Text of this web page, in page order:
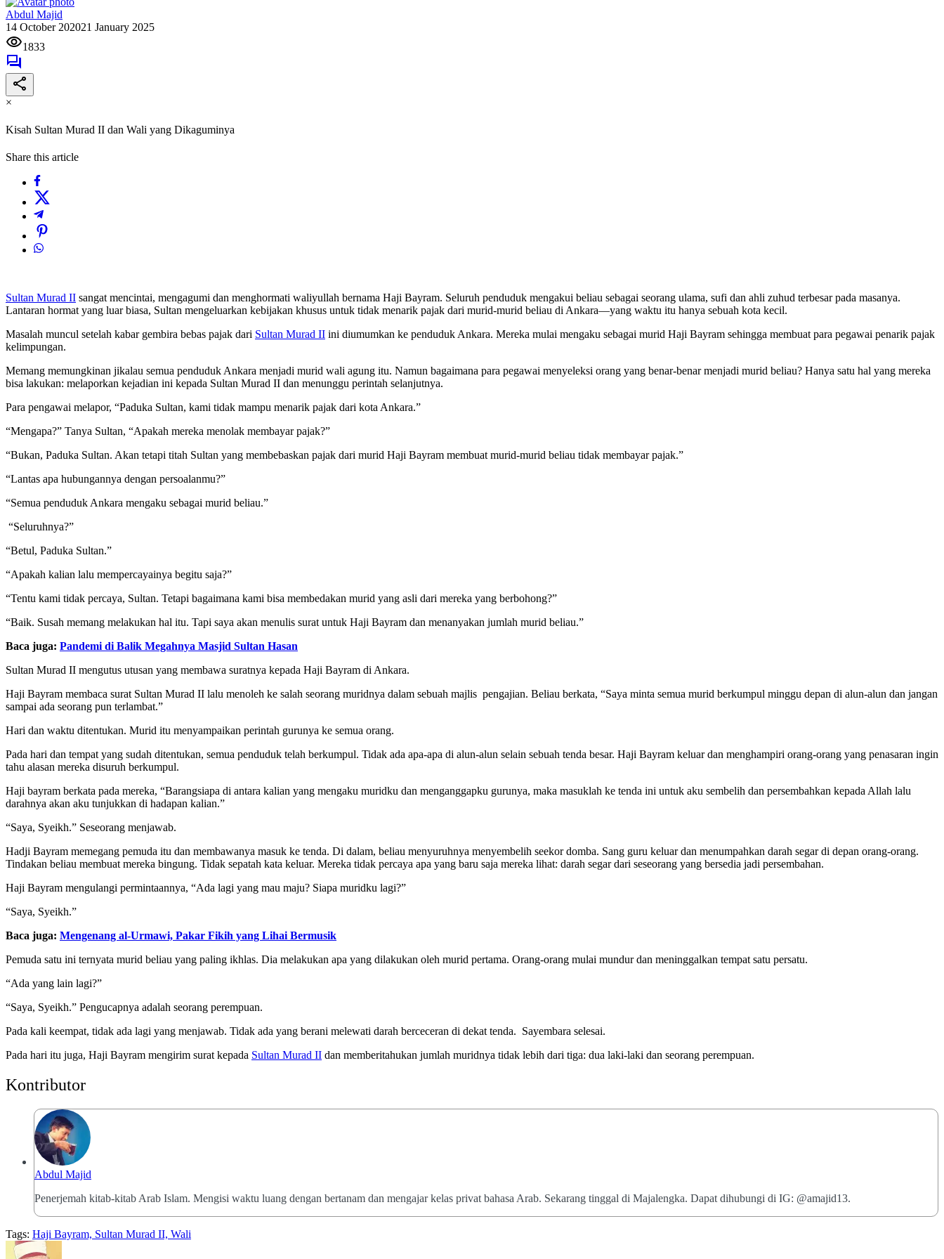
Abdul Majid
14 October 202021 January 2025
1833
×
Kisah Sultan Murad II dan Wali yang Dikaguminya
Share this article
Sultan Murad II sangat mencintai, mengagumi dan menghormati waliyullah bernama Haji Bayram. Seluruh penduduk mengakui beliau sebagai seorang ulama, sufi dan ahli zuhud terbesar pada masanya.
Lantaran hormat yang luar biasa, Sultan mengeluarkan kebijakan khusus untuk tidak menarik pajak dari murid-murid beliau di Ankara—yang waktu itu hanya sebuah kota kecil.
Masalah muncul setelah kabar gembira bebas pajak dari Sultan Murad II ini diumumkan ke penduduk Ankara. Mereka mulai mengaku sebagai murid Haji Bayram sehingga membuat para pegawai penarik pajak
kelimpungan.
Memang memungkinan jikalau semua penduduk Ankara menjadi murid wali agung itu. Namun bagaimana para pegawai menyeleksi orang yang benar-benar menjadi murid beliau? Hanya satu hal yang mereka
bisa lakukan: melaporkan kejadian ini kepada Sultan Murad II dan menunggu perintah selanjutnya.
Para pengawai melapor, “Paduka Sultan, kami tidak mampu menarik pajak dari kota Ankara.”
“Mengapa?” Tanya Sultan, “Apakah mereka menolak membayar pajak?”
“Bukan, Paduka Sultan. Akan tetapi titah Sultan yang membebaskan pajak dari murid Haji Bayram membuat murid-murid beliau tidak membayar pajak.”
“Lantas apa hubungannya dengan persoalanmu?”
“Semua penduduk Ankara mengaku sebagai murid beliau.”
“Seluruhnya?”
“Betul, Paduka Sultan.”
“Apakah kalian lalu mempercayainya begitu saja?”
“Tentu kami tidak percaya, Sultan. Tetapi bagaimana kami bisa membedakan murid yang asli dari mereka yang berbohong?”
“Baik. Susah memang melakukan hal itu. Tapi saya akan menulis surat untuk Haji Bayram dan menanyakan jumlah murid beliau.”
Baca juga: Pandemi di Balik Megahnya Masjid Sultan Hasan
Sultan Murad II mengutus utusan yang membawa suratnya kepada Haji Bayram di Ankara.
Haji Bayram membaca surat Sultan Murad II lalu menoleh ke salah seorang muridnya dalam sebuah majlis pengajian. Beliau berkata, “Saya minta semua murid berkumpul minggu depan di alun-alun dan jangan
sampai ada seorang pun terlambat.”
Hari dan waktu ditentukan. Murid itu menyampaikan perintah gurunya ke semua orang.
Pada hari dan tempat yang sudah ditentukan, semua penduduk telah berkumpul. Tidak ada apa-apa di alun-alun selain sebuah tenda besar. Haji Bayram keluar dan menghampiri orang-orang yang penasaran ingin
tahu alasan mereka disuruh berkumpul.
Haji bayram berkata pada mereka, “Barangsiapa di antara kalian yang mengaku muridku dan menganggapku gurunya, maka masuklah ke tenda ini untuk aku sembelih dan persembahkan kepada Allah lalu
darahnya akan aku tunjukkan di hadapan kalian.”
“Saya, Syeikh.” Seseorang menjawab.
Hadji Bayram memegang pemuda itu dan membawanya masuk ke tenda. Di dalam, beliau menyuruhnya menyembelih seekor domba. Sang guru keluar dan menumpahkan darah segar di depan orang-orang.
Tindakan beliau membuat mereka bingung. Tidak sepatah kata keluar. Mereka tidak percaya apa yang baru saja mereka lihat: darah segar dari seseorang yang bersedia jadi persembahan.
Haji Bayram mengulangi permintaannya, “Ada lagi yang mau maju? Siapa muridku lagi?”
“Saya, Syeikh.”
Baca juga: Mengenang al-Urmawi, Pakar Fikih yang Lihai Bermusik
Pemuda satu ini ternyata murid beliau yang paling ikhlas. Dia melakukan apa yang dilakukan oleh murid pertama. Orang-orang mulai mundur dan meninggalkan tempat satu persatu.
“Ada yang lain lagi?”
“Saya, Syeikh.” Pengucapnya adalah seorang perempuan.
Pada kali keempat, tidak ada lagi yang menjawab. Tidak ada yang berani melewati darah berceceran di dekat tenda. Sayembara selesai.
Pada hari itu juga, Haji Bayram mengirim surat kepada Sultan Murad II dan memberitahukan jumlah muridnya tidak lebih dari tiga: dua laki-laki dan seorang perempuan.
Kontributor
Abdul Majid
Penerjemah kitab-kitab Arab Islam. Mengisi waktu luang dengan bertanam dan mengajar kelas privat bahasa Arab. Sekarang tinggal di Majalengka. Dapat dihubungi di IG: @amajid13.
Tags: Haji Bayram, Sultan Murad II, Wali